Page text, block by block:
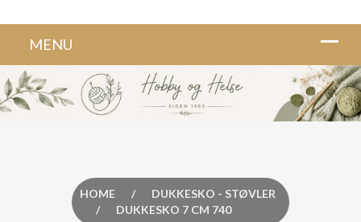
HOME /
DUKKESKO - STØVLER
/
DUKKESKO 7 CM 740